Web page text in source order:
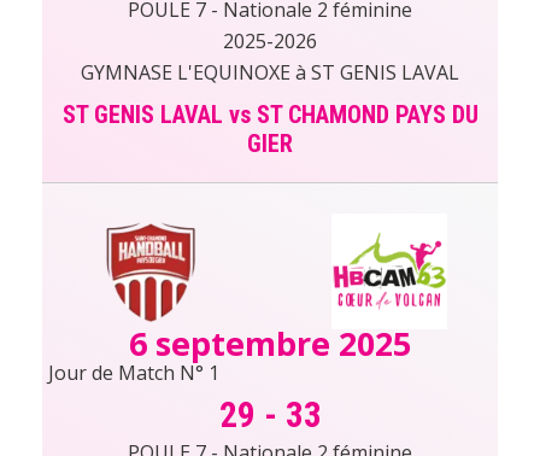
POULE 7 - Nationale 2 féminine
2025-2026
GYMNASE L'EQUINOXE à ST GENIS LAVAL
ST GENIS LAVAL vs ST CHAMOND PAYS DU
GIER
6 septembre 2025
Jour de Match N° 1
29 - 33